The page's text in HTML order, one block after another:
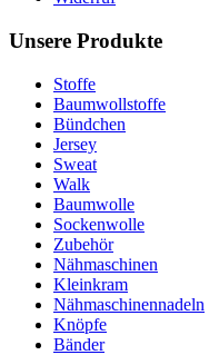
Unsere Produkte
Stoffe
Baumwollstoffe
Bündchen
Jersey
Sweat
Walk
Baumwolle
Sockenwolle
Zubehör
Nähmaschinen
Kleinkram
Nähmaschinennadeln
Knöpfe
Bänder